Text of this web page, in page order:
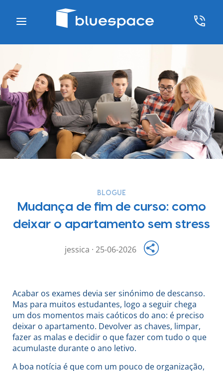
BLOGUE
Mudança de fim de curso: como
deixar o apartamento sem stress
jessica · 25-06-2026
Acabar os exames devia ser sinónimo de descanso.
Mas para muitos estudantes, logo a seguir chega
um dos momentos mais caóticos do ano: é preciso
deixar o apartamento. Devolver as chaves, limpar,
fazer as malas e decidir o que fazer com tudo o que
acumulaste durante o ano letivo.
A boa notícia é que com um pouco de organização,